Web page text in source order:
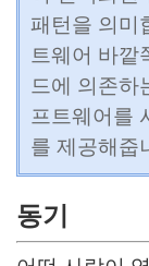
패턴을 의미
트웨어 바깥
드에 의존하
프트웨어를
를 제공해줍
동기